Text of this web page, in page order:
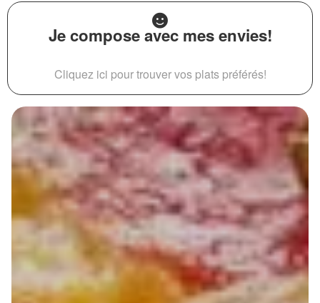
Je compose avec mes envies!
Cliquez ici pour trouver vos plats préférés!